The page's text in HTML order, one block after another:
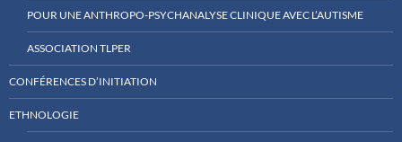
POUR UNE ANTHROPO-PSYCHANALYSE CLINIQUE AVEC L’AUTISME
ASSOCIATION TLPER
CONFÉRENCES D’INITIATION
ETHNOLOGIE